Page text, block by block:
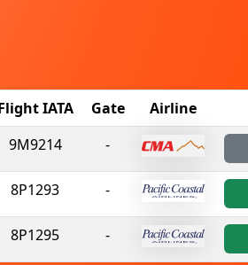
IATA Gate Airline
9M9214 -
8P1293 -
8P1295 -